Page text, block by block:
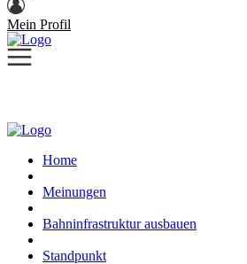
Mein Profil
Home
Meinungen
Bahninfrastruktur ausbauen
Standpunkt